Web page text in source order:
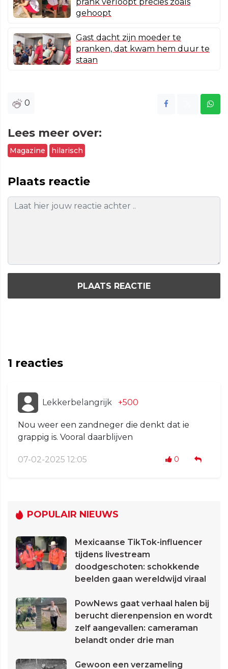
gehoopt
Gast dacht zijn moeder te
pranken, dat kwam hem duur te
staan
0
Lees meer over:
Magazine hilarisch
Plaats reactie
PLAATS REACTIE
1 reacties
Lekkerbelangrijk +500
Nou weer een zandneger die denkt dat ie
grappig is. Vooral daarblijven
07-02-2025 12:05 0
POPULAIR NIEUWS
Mexicaanse TikTok-influencer
tijdens livestream
doodgeschoten: schokkende
beelden gaan wereldwijd viraal
PowNews gaat verhaal halen bij
berucht dierenpension en wordt
zelf aangevallen: cameraman
belandt onder drie man
Gewoon een verzameling